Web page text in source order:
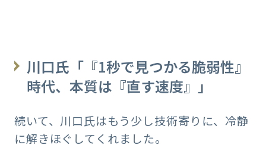
川口氏「『1秒で見つかる脆弱性』
時代、本質は『直す速度』」
続いて、川口氏はもう少し技術寄りに、冷静
に解きほぐしてくれました。